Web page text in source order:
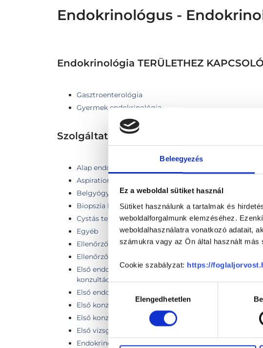
Beleegyezés
Ez a weboldal sütiket használ
Sütiket használunk a tartalmak és
weboldalforgalmunk elemzéséhez.
weboldalhasználatra vonatkozó adatait,
számukra vagy az Ön által használt más
Cookie szabályzat: https://
kiválasztásaElengedhetetlen
Endokrinológus -
Endokrinológia TERÜLETHEZ
Gasztroenterológia
Gyermek endokrinológia
Szolgáltatások
Alap endokrinológiai labor
Aspiration cytology (fine needle biopsy) - thyroid
Belgyógyászati kontroll vizsgálat (4 héten belül)
Biopszia kenet számtől független
Cystás területek leszívása összeragasztása
Egyéb
Ellenőrző vizsgálat
Ellenőrző vizsgálat + pajzsmirigy ultrahang
Első endokrinológiai teljes Professzori vizsgálat
konzultációval
Első endokrinológiai vizit teljes fej-nyak sebészeti UH-
Első konzultáció, általános vizsgálat
Első konzultáció + pajzsmirigy ultrahang
Első vizsgálat
Endokrinológiai kiemelt kontrollvizsgálat